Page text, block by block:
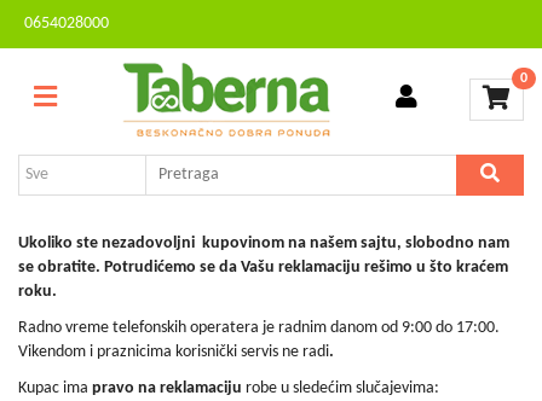
0654028000
0
Sve
bašta
za
kuću
audio,
video,
foto
Kontakt
Brendovi
AKCIJA
Ukoliko ste nezadovoljni kupovinom na našem sajtu, slobodno nam
se obratite. Potrudićemo se da Vašu reklamaciju rešimo u što kraćem
roku.
Radno vreme telefonskih operatera je radnim danom od 9:00 do 17:00.
Vikendom i praznicima korisnički servis ne radi.
Kupac ima pravo na reklamaciju robe u sledećim slučajevima: